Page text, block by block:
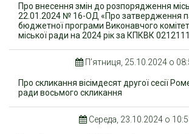
Про внесення змін до розпорядження
22.01.2024 № 16-ОД «Про затвердження
бюджетної програми Виконавчого
міської ради на 2024 рік за КПКВК
П’ятниця, 25.10.2024 о
Про скликання вісімдесят другої сесії
ради восьмого скликання
Середа, 23.10.2024 о